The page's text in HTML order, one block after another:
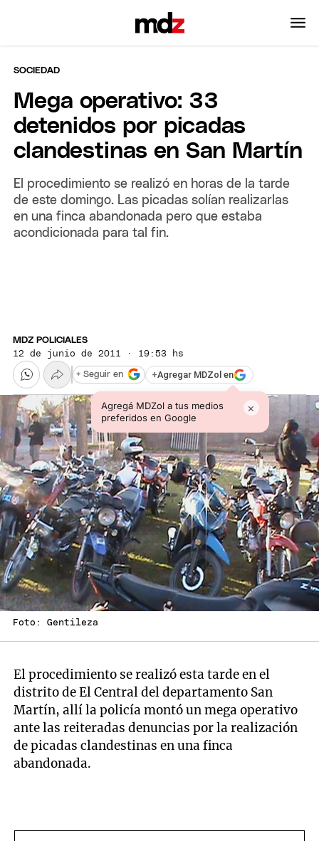
SOCIEDAD
Mega operativo: 33
detenidos por picadas
clandestinas en San Martín
El procedimiento se realizó en horas de la tarde
de este domingo. Las picadas solían realizarlas
en una finca abandonada pero que estaba
acondicionada para tal fin.
MDZ POLICIALES
12 de junio de 2011 · 19:53 hs
+Agregar MDZol en
Agregá MDZol a tus medios
preferidos en Google
×
+ Seguir en
Foto: Gentileza
El procedimiento se realizó esta tarde en el
distrito de El Central del departamento San
Martín, allí la policía montó un mega operativo
ante las reiteradas denuncias por la realización
de picadas clandestinas en una finca
abandonada.